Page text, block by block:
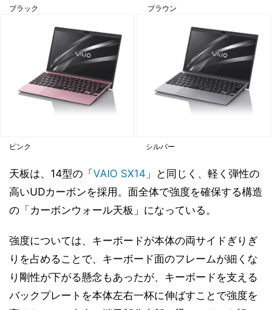
ブラック ブラウン
ピンク シルバー
天板は、14型の「 VAIO SX14 」と同じく、軽く弾性の
高いUDカーボンを採用。面全体で強度を確保する構造
の「カーボンウォール天板」になっている。
強度については、キーボードが本体の両サイドぎりぎ
りを占めることで、キーボード面のフレームが細くな
り剛性が下がる懸念もあったが、キーボードを支える
バックプレートを本体左右一杯に伸ばすことで強度を